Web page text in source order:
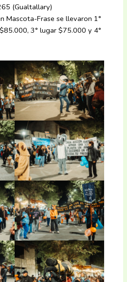
(Gualtallary)
Mascota-Frase se llevaron 1°
3° lugar $75.000 y 4°